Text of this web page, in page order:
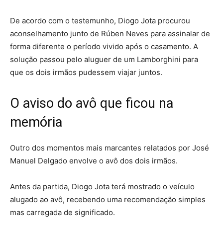
De acordo com o testemunho, Diogo Jota procurou
aconselhamento junto de Rúben Neves para assinalar de
forma diferente o período vivido após o casamento. A
solução passou pelo aluguer de um Lamborghini para
que os dois irmãos pudessem viajar juntos.
O aviso do avô que ficou na
memória
Outro dos momentos mais marcantes relatados por José
Manuel Delgado envolve o avô dos dois irmãos.
Antes da partida, Diogo Jota terá mostrado o veículo
alugado ao avô, recebendo uma recomendação simples
mas carregada de significado.